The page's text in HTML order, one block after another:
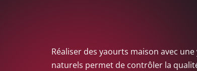
Réaliser des yaourts maison avec
naturels permet de contrôler la